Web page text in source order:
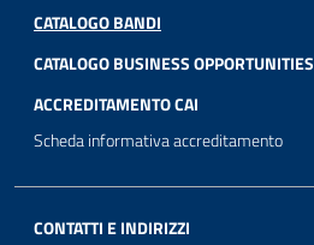
CATALOGO BANDI
CATALOGO BUSINESS OPPORTUNITIES
ACCREDITAMENTO CAI
Scheda informativa accreditamento
CONTATTI E INDIRIZZI